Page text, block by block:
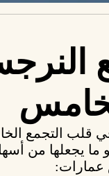
قلب التجمع
ما يجعلها من
عمارات: